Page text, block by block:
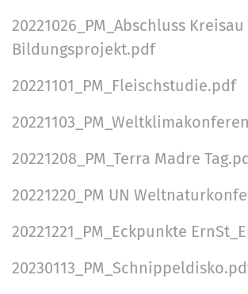
20221026_PM_Abschluss Kreisau
Bildungsprojekt.pdf
20221101_PM_Fleischstudie.pdf
20221208_PM_Terra Madre
20221220_PM UN
20221221_PM_Eckpunkte